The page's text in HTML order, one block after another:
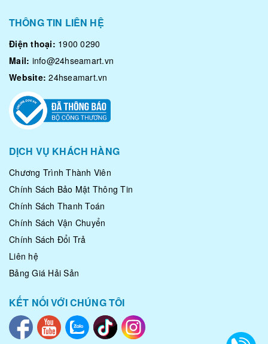
THÔNG TIN LIÊN HỆ
Điện thoại: 1900 0290
Mail: info@24hseamart.vn
Website: 24hseamart.vn
DỊCH VỤ KHÁCH HÀNG
Chương Trình Thành Viên
Chính Sách Bảo Mật Thông Tin
Chính Sách Thanh Toán
Chính Sách Vận Chuyển
Chính Sách Đổi Trả
Liên hệ
Bảng Giá Hải Sản
KẾT NỐI VỚI CHÚNG TÔI